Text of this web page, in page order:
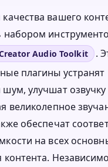
вашего
набором
Audio Toolkit
.
плагины устранят
улучшат
великолепное
обеспечат
на всех